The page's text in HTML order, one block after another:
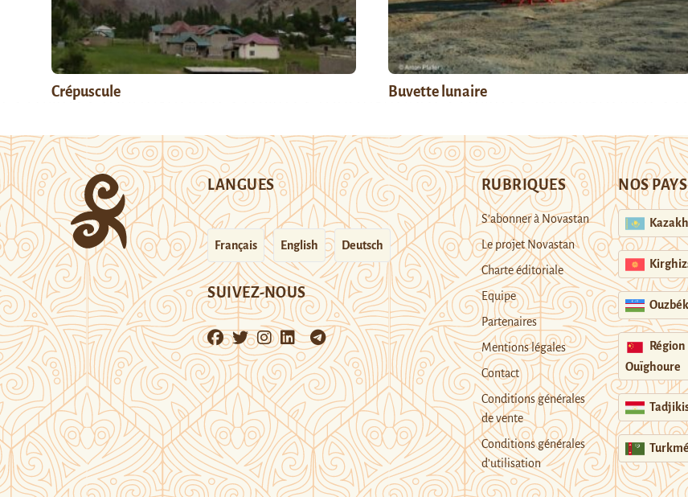
Crépuscule Buvette lunaire
LANGUES
Français English Deutsch
SUIVEZ-NOUS
RUBRIQUES
S’abonner à Novastan
Le projet Novastan
Charte éditoriale
Equipe
Partenaires
Mentions légales
Contact
Conditions générales
de vente
Conditions générales
d’utilisation
NOS PAYS
Région
Ouïghoure